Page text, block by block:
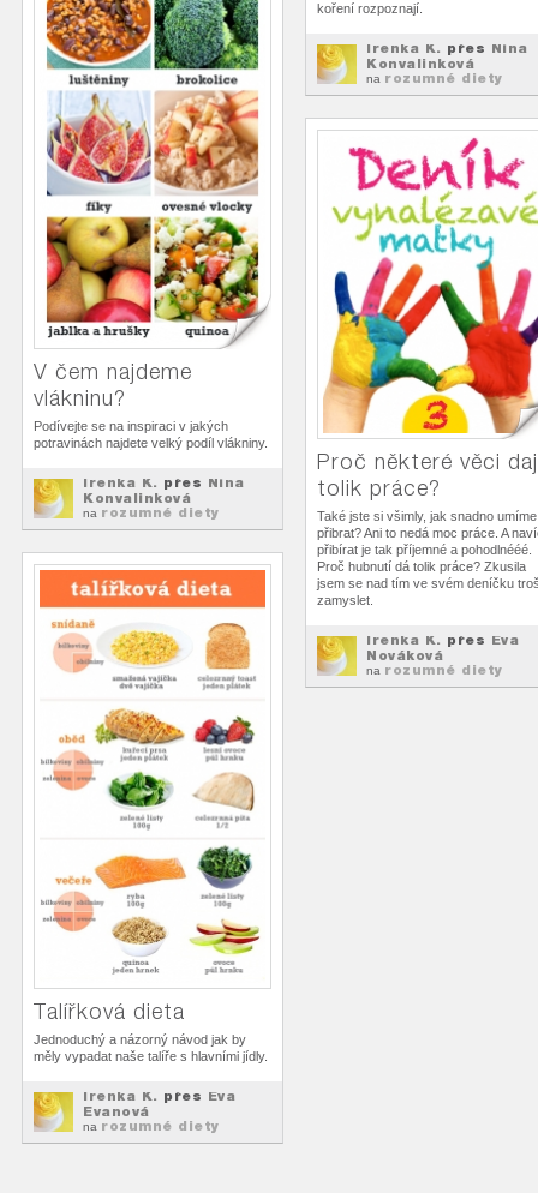
koření rozpoznají.
Irenka K. přes Nina
Konvalinková
na rozumné diety
V čem najdeme
vlákninu?
Podívejte se na inspiraci v jakých
potravinách najdete velký podíl vlákniny.
Irenka K. přes Nina
Konvalinková
na rozumné diety
Proč některé věci
tolik práce?
Také jste si všimly, jak snadno umíme
přibrat? Ani to nedá moc práce. A
přibírat je tak příjemné a pohodlnééé.
Proč hubnutí dá tolik práce? Zkusila
jsem se nad tím ve svém deníčku
zamyslet.
Irenka K. přes Eva
Nováková
na rozumné diety
Talířková dieta
Jednoduchý a názorný návod jak by
měly vypadat naše talíře s hlavními jídly.
Irenka K. přes Eva
Evanová
na rozumné diety